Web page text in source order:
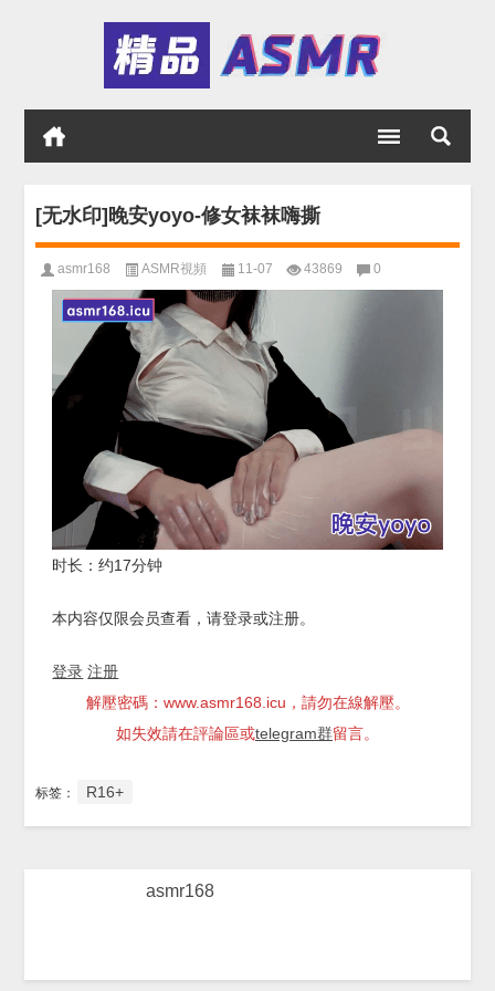
[无水印]晚安yoyo-修女袜袜嗨撕
asmr168 ASMR視頻 11-07 43869 0
时长：约17分钟
本内容仅限会员查看，请登录或注册。
登录 注册
解壓密碼：www.asmr168.icu，請勿在線解壓。
如失效請在評論區或telegram群留言。
标签： R16+
asmr168